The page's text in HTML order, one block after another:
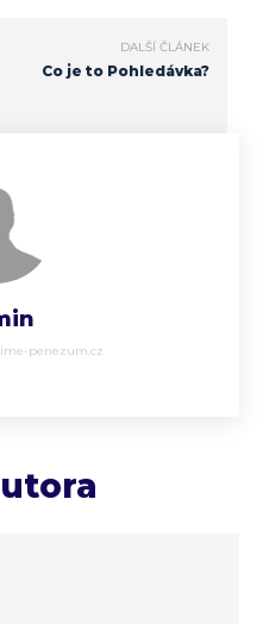
DALŠÍ ČLÁNEK
Co je to Pohledávka?
penezum.cz